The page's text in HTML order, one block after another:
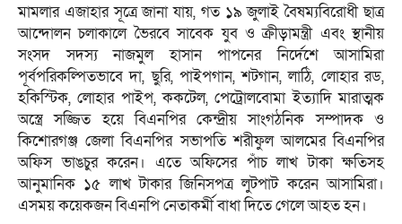
মামলার এজাহার সূত্রে জানা যায়, গত ১৯ জুলাই বৈষম্যবিরোধী ছাত্র
আন্দোলন চলাকালে ভৈরবে সাবেক যুব ও ক্রীড়ামন্ত্রী এবং স্থানীয়
সংসদ সদস্য নাজমুল হাসান পাপনের নির্দেশে আসামিরা
পূর্বপরিকল্পিতভাবে দা, ছুরি, পাইপগান, শটগান, লাঠি, লোহার রড,
হকিস্টিক, লোহার পাইপ, ককটেল, পেট্রোলবোমা ইত্যাদি মারাত্মক
অস্ত্রে সজ্জিত হয়ে বিএনপির কেন্দ্রীয় সাংগঠনিক সম্পাদক ও
কিশোরগঞ্জ জেলা বিএনপির সভাপতি শরীফুল আলমের বিএনপির
অফিস ভাঙচুর করেন। এতে অফিসের পাঁচ লাখ টাকা ক্ষতিসহ
আনুমানিক ১৫ লাখ টাকার জিনিসপত্র লুটপাট করেন আসামিরা।
এসময় কয়েকজন বিএনপি নেতাকর্মী বাধা দিতে গেলে আহত হন।